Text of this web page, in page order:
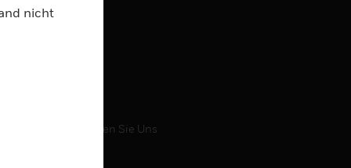
Karriere
Kontaktieren Sie Uns
nicht